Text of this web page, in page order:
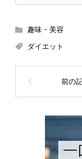
趣味・美容
ダイエット